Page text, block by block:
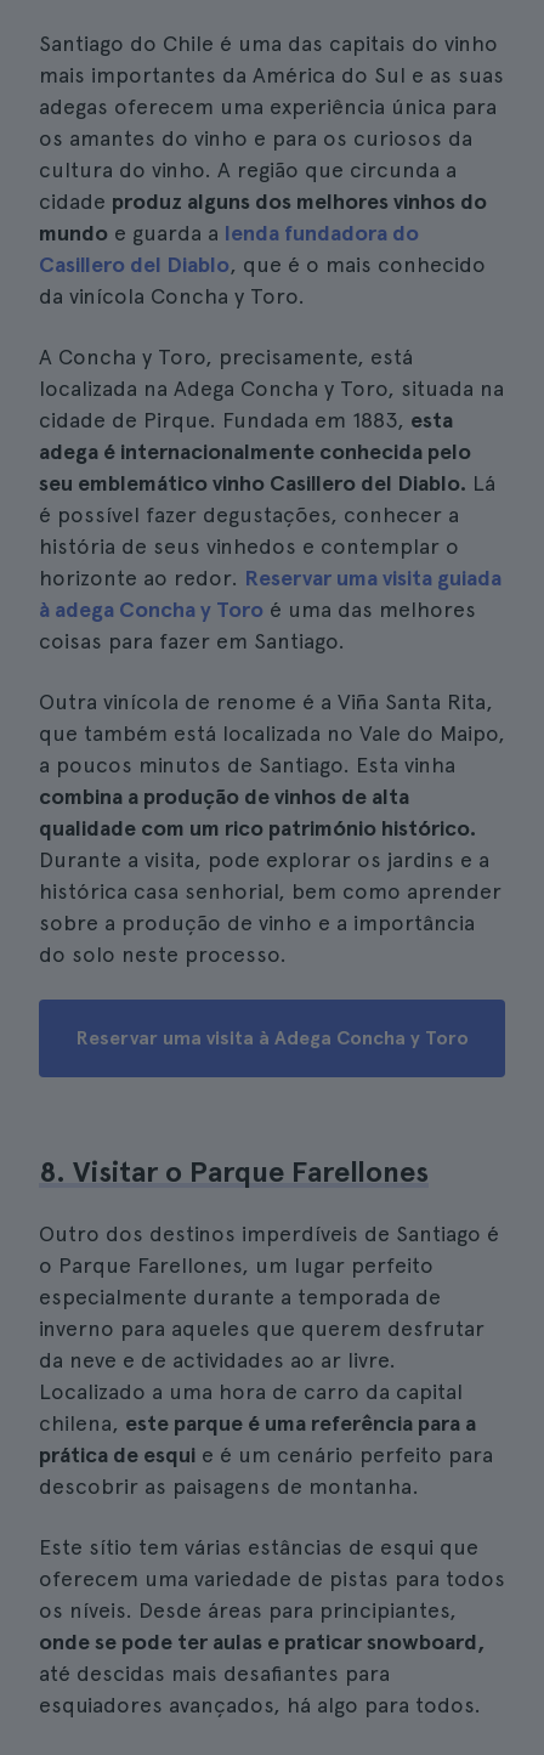
Santiago do Chile é uma das capitais do vinho
mais importantes da América do Sul e as suas
adegas oferecem uma experiência única para
os amantes do vinho e para os curiosos da
cultura do vinho. A região que circunda a
cidade produz alguns dos melhores vinhos do
mundo e guarda a lenda fundadora do
Casillero del Diablo, que é o mais conhecido
da vinícola Concha y Toro.
A Concha y Toro, precisamente, está
localizada na Adega Concha y Toro, situada na
cidade de Pirque. Fundada em 1883, esta
adega é internacionalmente conhecida pelo
seu emblemático vinho Casillero del Diablo. Lá
é possível fazer degustações, conhecer a
história de seus vinhedos e contemplar o
horizonte ao redor. Reservar uma visita guiada
à adega Concha y Toro é uma das melhores
coisas para fazer em Santiago.
Outra vinícola de renome é a Viña Santa Rita,
que também está localizada no Vale do Maipo,
a poucos minutos de Santiago. Esta vinha
combina a produção de vinhos de alta
qualidade com um rico património histórico.
Durante a visita, pode explorar os jardins e a
histórica casa senhorial, bem como aprender
sobre a produção de vinho e a importância
do solo neste processo.
Reservar uma visita à Adega Concha y Toro
8. Visitar o Parque Farellones
Outro dos destinos imperdíveis de Santiago é
o Parque Farellones, um lugar perfeito
especialmente durante a temporada de
inverno para aqueles que querem desfrutar
da neve e de actividades ao ar livre.
Localizado a uma hora de carro da capital
chilena, este parque é uma referência para a
prática de esqui e é um cenário perfeito para
descobrir as paisagens de montanha.
Este sítio tem várias estâncias de esqui que
oferecem uma variedade de pistas para todos
os níveis. Desde áreas para principiantes,
onde se pode ter aulas e praticar snowboard,
até descidas mais desafiantes para
esquiadores avançados, há algo para todos.